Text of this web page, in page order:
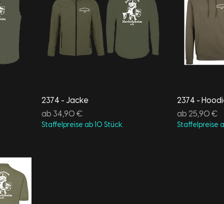
2374 - Jacke
ab 34,90 €
Sale-Preis
Staffelpreise ab 10 Stück.
2374 -
ab 25,90 €
Sale-Preis
Staffelpreise